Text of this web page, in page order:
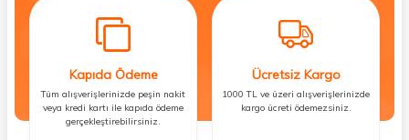
Kapıda Ödeme
Tüm alışverişlerinizde peşin nakit
veya kredi kartı ile kapıda ödeme
gerçekleştirebilirsiniz.
Ücretsiz Kargo
1000 TL ve üzeri alışverişlerinizde
kargo ücreti ödemezsiniz.